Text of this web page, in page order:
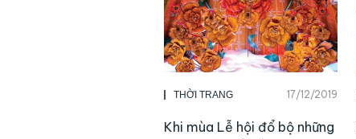
THỜI TRANG 17/12/2019
Khi mùa Lễ hội đổ bộ những